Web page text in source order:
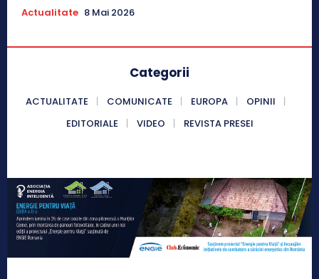
Actualitate 8 Mai 2026
Categorii
ACTUALITATE COMUNICATE EUROPA
OPINII
EDITORIALE
VIDEO REVISTA PRESEI